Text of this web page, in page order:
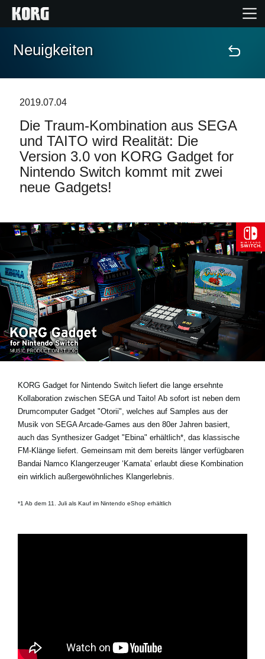
Home
Extras
Events
Support
Händlersuche
Shop
Neuigkeiten
Gebiet / Land
Social Media
Über KORG
Neuigkeiten
2019.07.04
Die Traum-Kombination aus SEGA
und TAITO wird Realität: Die
Version 3.0 von KORG Gadget for
Nintendo Switch kommt mit zwei
neue Gadgets!
KORG Gadget for Nintendo Switch liefert die lange ersehnte
Kollaboration zwischen SEGA und Taito! Ab sofort ist neben dem
Drumcomputer Gadget "Otorii", welches auf Samples aus der
Musik von SEGA Arcade-Games aus den 80er Jahren basiert,
auch das Synthesizer Gadget "Ebina" erhältlich*, das klassische
FM-Klänge liefert. Gemeinsam mit dem bereits länger verfügbaren
Bandai Namco Klangerzeuger ‘Kamata’ erlaubt diese Kombination
ein wirklich außergewöhnliches Klangerlebnis.
*1 Ab dem 11. Juli als Kauf im Nintendo eShop erhältlich